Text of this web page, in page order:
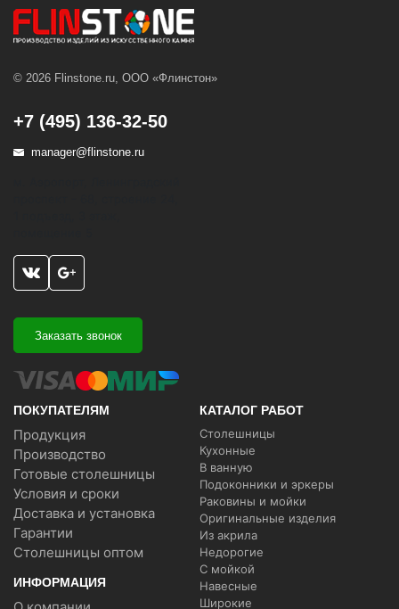
© 2026 Flinstone.ru, ООО «Флинстон»
+7 (495) 136-32-50
manager@flinstone.ru
Заказать звонок
ПОКУПАТЕЛЯМ
Продукция
Производство
Готовые столешницы
Условия и сроки
Доставка и установка
Гарантии
Столешницы оптом
ИНФОРМАЦИЯ
КАТАЛОГ РАБОТ
Столешницы
Кухонные
В ванную
Подоконники и эркеры
Раковины и мойки
Оригинальные изделия
Из акрила
Недорогие
С мойкой
Навесные
Широкие